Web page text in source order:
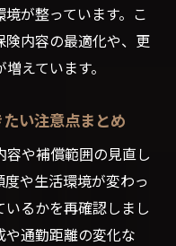
が整っています。こ
険内容の最適化や、更
えています。
い注意点まとめ
や補償範囲の見直し
や生活環境が変わっ
るかを再確認しまし
や通勤距離の変化な